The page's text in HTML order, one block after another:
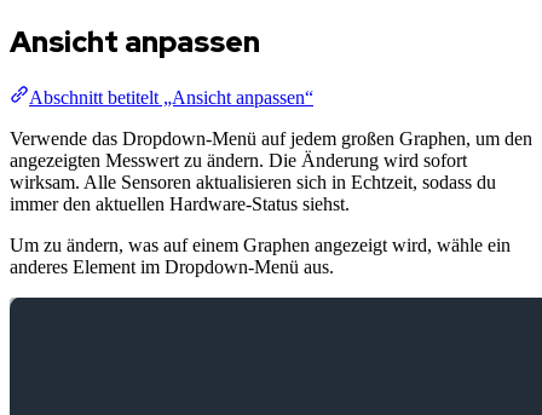
Ansicht anpassen
Abschnitt betitelt „Ansicht anpassen“
Verwende das Dropdown-Menü auf jedem großen Graphen, um den
angezeigten Messwert zu ändern. Die Änderung wird sofort
wirksam. Alle Sensoren aktualisieren sich in Echtzeit, sodass du
immer den aktuellen Hardware-Status siehst.
Um zu ändern, was auf einem Graphen angezeigt wird, wähle ein
anderes Element im Dropdown-Menü aus.